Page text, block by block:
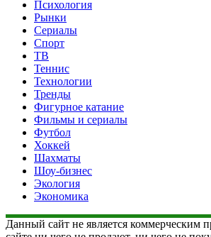
Психология
Рынки
Сериалы
Спорт
ТВ
Теннис
Технологии
Тренды
Фигурное катание
Фильмы и сериалы
Футбол
Хоккей
Шахматы
Шоу-бизнес
Экология
Экономика
Данный сайт не является коммерческим